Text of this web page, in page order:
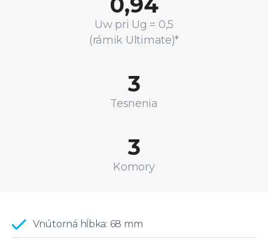
Uw pri Ug = 0,5
(rámik Ultimate)*
3
Tesnenia
3
Komory
Vnútorná hĺbka: 68 mm